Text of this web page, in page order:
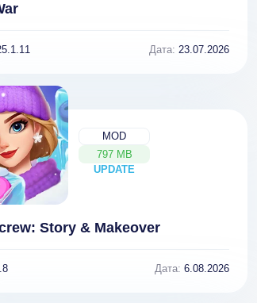
Дата: 23.07.2026
MOD
797 MB
UPDATE
NEW
Story & Makeover
Дата: 6.08.2026